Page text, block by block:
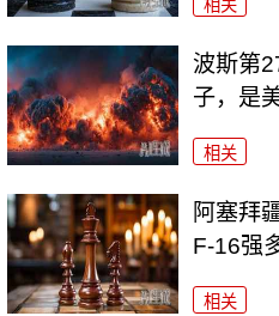
相关
波斯第
子，是
相关
阿塞拜
F-16强
相关